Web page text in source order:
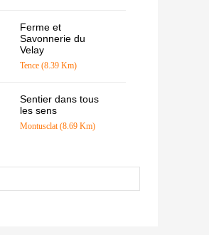
Ferme et
Savonnerie du
Velay
Tence (8.39 Km)
Sentier dans tous
les sens
Montusclat (8.69 Km)